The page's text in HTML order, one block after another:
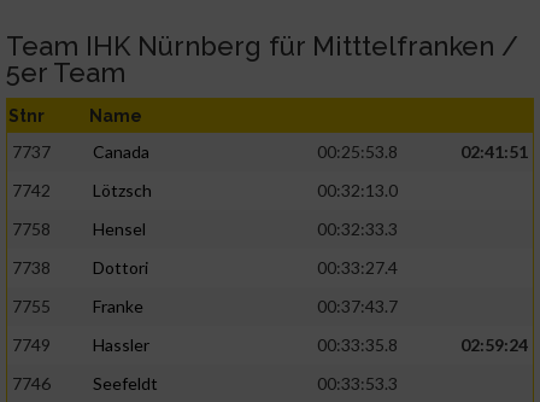
Team IHK Nürnberg für Mitttelfranken /
5er Team
Stnr Name
7737 Canada 00:25:53.8
02:41:51
7742
Lötzsch
00:32:13.0
7758
Hensel
00:32:33.3
7738
Dottori
00:33:27.4
7755
Franke
00:37:43.7
7749
Hassler 00:33:35.8
02:59:24
7746
Seefeldt
00:33:53.3